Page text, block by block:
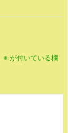
※ が付いている欄